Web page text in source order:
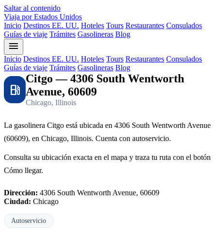
Saltar al contenido
Viaja por Estados Unidos
Inicio Destinos EE. UU. Hoteles Tours Restaurantes Consulados
Guías de viaje Trámites Gasolineras Blog
menu
Inicio Destinos EE. UU. Hoteles Tours Restaurantes Consulados
Guías de viaje Trámites Gasolineras Blog
local_gas_station
Citgo — 4306 South Wentworth
Avenue, 60609
Chicago, Illinois
La gasolinera Citgo está ubicada en 4306 South Wentworth Avenue
(60609), en Chicago, Illinois. Cuenta con autoservicio.
Consulta su ubicación exacta en el mapa y traza tu ruta con el botón
Cómo llegar.
Dirección: 4306 South Wentworth Avenue, 60609
Ciudad: Chicago
Autoservicio